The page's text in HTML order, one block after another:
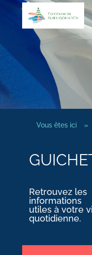
Vous êtes ici »
Retrouvez les
informations
utiles à votre
quotidienne.